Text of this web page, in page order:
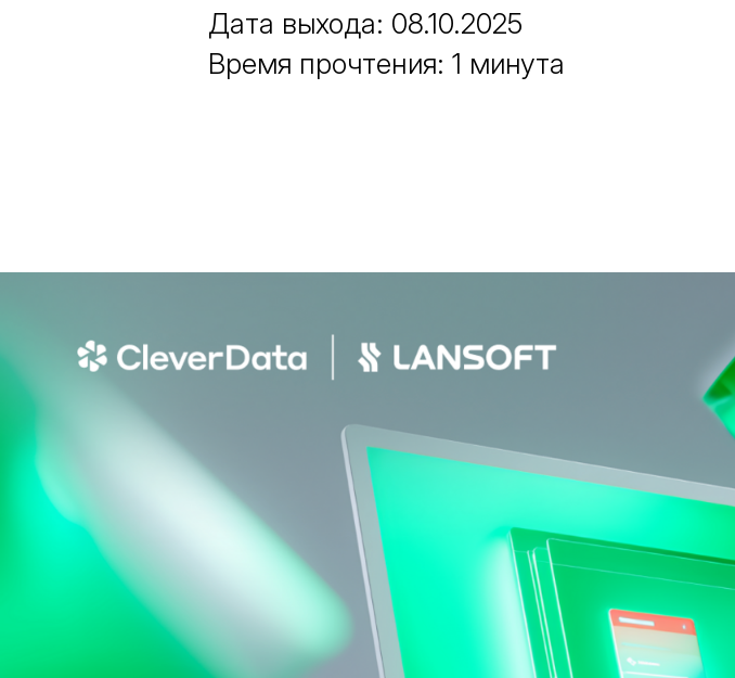
Дата выхода: 08.10.2025
Время прочтения: 1 минута